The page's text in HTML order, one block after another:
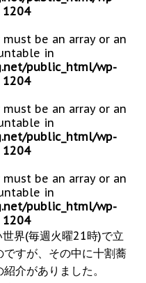
1204
be an array or an
in
public_html/wp-
1204
be an array or an
in
public_html/wp-
1204
be an array or an
in
public_html/wp-
1204
界(毎週火曜21時)で立
すが、その中に十割蕎
介がありました。